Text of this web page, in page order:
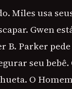
Miles usa
Gwen
B. Parker
seu bebê.
O